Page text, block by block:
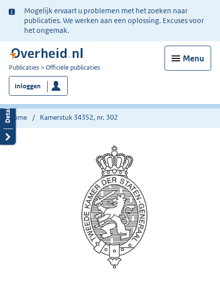
Ter
informatie:
Mogelijk ervaart u problemen met het zoeken naar
publicaties. We werken aan een oplossing. Excuses voor
het ongemak.
Menu
U
bent
nu
hier:
Publicaties Officiële publicaties
Inloggen
Home Kamerstuk 34352, nr. 302